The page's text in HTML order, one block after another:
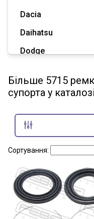
Dacia
Daihatsu
Dodge
Great Wall
Hummer
Більше 5715
супорта у
Сортування: